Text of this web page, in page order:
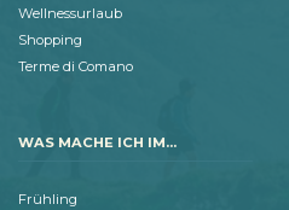
Wellnessurlaub
Shopping
Terme di Comano
WAS MACHE ICH IM...
Frühling